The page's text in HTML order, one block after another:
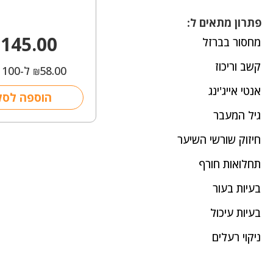
פתרון מתאים ל:
מחסור בברזל
קשב וריכוז
אנטי אייג'ינג
גיל המעבר
חיזוק שורשי השיער
תחלואות חורף
בעיות בעור
בעיות עיכול
ניקוי רעלים
145.00
₪58.00 ל-100 מ"ל
הוספה